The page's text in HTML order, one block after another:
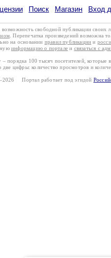
Поиск Магазин Вход
свободной публикации
. Перепечатка произведений возможна
на основании правил публикации и
информацию о портале и связаться с
– порядка 100 тысяч посетителей,
цифры: количество просмотров и
2026 Портал работает под эгидой